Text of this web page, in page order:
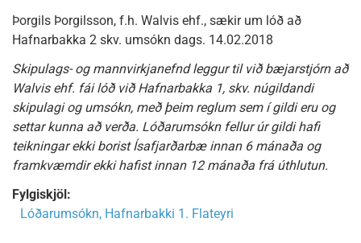
Þorgils Þorgilsson, f.h. Walvis ehf., sækir um lóð að
Hafnarbakka 2 skv. umsókn dags. 14.02.2018
Skipulags- og mannvirkjanefnd leggur til við bæjarstjórn að
Walvis ehf. fái lóð við Hafnarbakka 1, skv. núgildandi
skipulagi og umsókn, með þeim reglum sem í gildi eru og
settar kunna að verða. Lóðarumsókn fellur úr gildi hafi
teikningar ekki borist Ísafjarðarbæ innan 6 mánaða og
framkvæmdir ekki hafist innan 12 mánaða frá úthlutun.
Fylgiskjöl:
Lóðarumsókn, Hafnarbakki 1. Flateyri